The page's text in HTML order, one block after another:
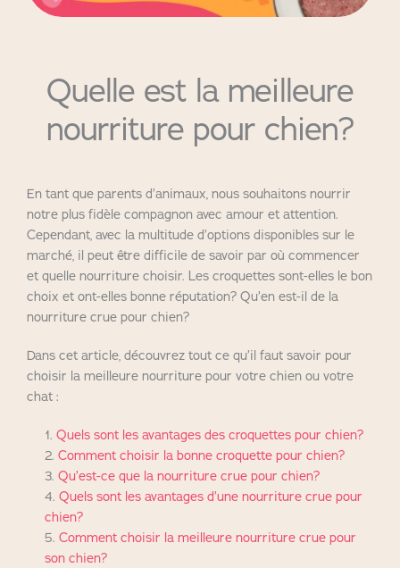
Quelle est la meilleure
nourriture pour chien?
En tant que parents d’animaux, nous souhaitons nourrir
notre plus fidèle compagnon avec amour et attention.
Cependant, avec la multitude d’options disponibles sur le
marché, il peut être difficile de savoir par où commencer
et quelle nourriture choisir. Les croquettes sont-elles le bon
choix et ont-elles bonne réputation? Qu’en est-il de la
nourriture crue pour chien?
Dans cet article, découvrez tout ce qu’il faut savoir pour
choisir la meilleure nourriture pour votre chien ou votre
chat :
Quels sont les avantages des croquettes pour chien?
Comment choisir la bonne croquette pour chien?
Qu’est-ce que la nourriture crue pour chien?
Quels sont les avantages d’une nourriture crue pour
chien?
Comment choisir la meilleure nourriture crue pour
son chien?